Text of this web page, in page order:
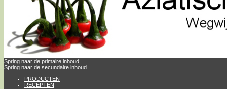
Spring naar de primaire inhoud
Spring naar de secundaire inhoud
PRODUCTEN
RECEPTEN